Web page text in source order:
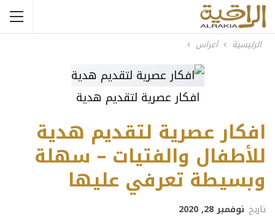
الرئيسية أعراس
افكار عصرية لتقديم هدية
افكار عصرية لتقديم هدية
للأطفال والفتيات – سهلة
وبسيطة تعرفي عليها
تاريخ نوفمبر 28, 2020